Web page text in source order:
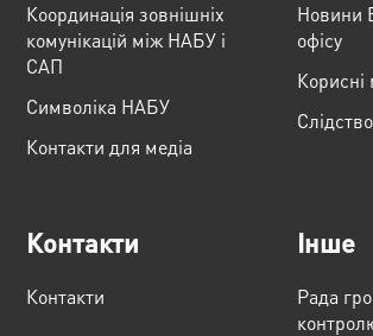
Координація зовнішніх
комунікацій між НАБУ і
САП
Cимволіка НАБУ
Контакти для медіа
Новини
офісу
Корисні
Контакти
Контакти
Інше
Рада